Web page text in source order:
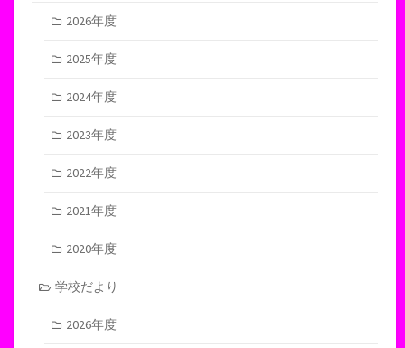
2026年度
2025年度
2024年度
2023年度
2022年度
2021年度
2020年度
学校だより
2026年度